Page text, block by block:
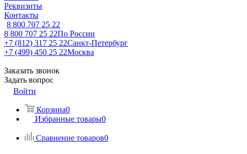
Реквизиты
Контакты
8 800 707 25 22
8 800 707 25 22По России
+7 (812) 317 25 22Санкт-Петербург
+7 (499) 450 25 22Москва
Заказать звонок
Задать вопрос
Войти
Корзина0
Избранные товары0
Сравнение товаров0